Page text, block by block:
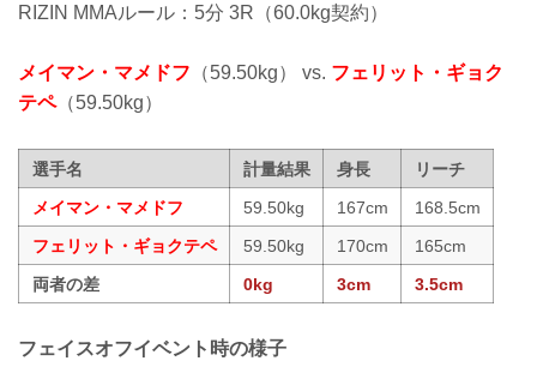
RIZIN MMAルール：5分 3R（60.0kg契約）
メイマン・マメドフ （59.50kg） vs. フェリット・ギョク
テペ（59.50kg）
選手名 計量結果 身長
リーチ
メイマン・マメドフ
59.50kg 167cm
168.5cm
フェリット・ギョクテペ
59.50kg 170cm
165cm
両者の差
0kg 3cm 3.5cm
フェイスオフイベント時の様子